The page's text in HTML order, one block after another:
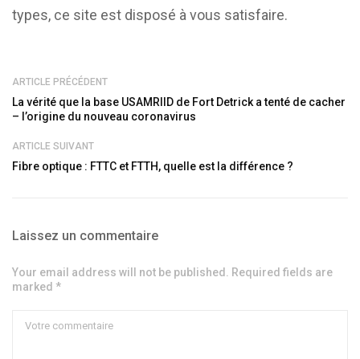
types, ce site est disposé à vous satisfaire.
ARTICLE PRÉCÉDENT
La vérité que la base USAMRIID de Fort Detrick a tenté de cacher
– l’origine du nouveau coronavirus
ARTICLE SUIVANT
Fibre optique : FTTC et FTTH, quelle est la différence ?
Laissez un commentaire
Your email address will not be published. Required fields are
marked *